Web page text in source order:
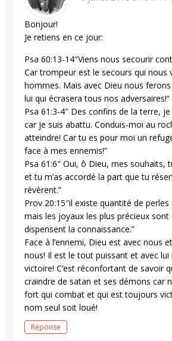
Bonjour!
Je retiens en ce jour:
Psa 60:13-14″Viens nous secourir
Car trompeur est le secours qui nous
hommes. Mais avec Dieu nous ferons
lui qui écrasera tous nos adversaires!”
Psa 61:3-4″ Des confins de la terre,
car je suis abattu. Conduis-moi au
atteindre! Car tu es pour moi un
face à mes ennemis!”
Psa 61:6″ Oui, ô Dieu, mes souhaits,
et tu m’as accordé la part que tu
révèrent.”
Prov 20:15″il existe quantité de
mais les joyaux les plus précieux sont
dispensent la connaissance.”
Face à l’ennemi, Dieu est avec nous
nous! Il est le tout puissant et avec lui
victoire! C’est réconfortant de savoir
craindre de satan et ses démons car
fort qui combat et qui est toujours
nom seul soit loué!
Réponse